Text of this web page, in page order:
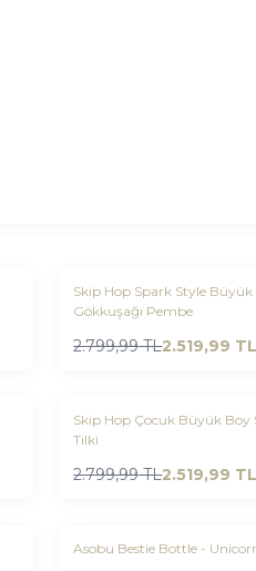
Yeni
%10
Favorilere Ekle
Skip Hop Spark Style Büyük
Gökkuşağı Pembe
2.799,99TL2.519,99 TL
Yeni
% 10
Favorilere Ekle
Skip Hop Çocuk Büyük Boy
Tilki
2.799,99TL2.519,99 TL
Yeni
Asobu Bestie Bottle -